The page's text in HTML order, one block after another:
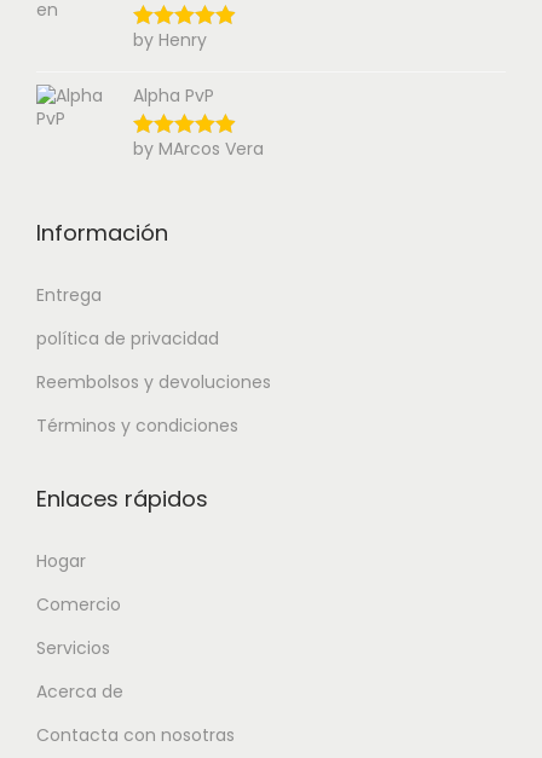
by Henry
Alpha PvP
by MArcos Vera
Información
Entrega
política de privacidad
Reembolsos y devoluciones
Términos y condiciones
Enlaces rápidos
Hogar
Comercio
Servicios
Acerca de
Contacta con nosotras